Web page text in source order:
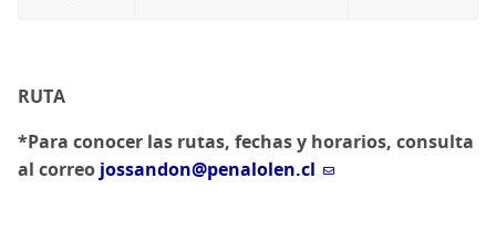
RUTA
*Para conocer las rutas, fechas y horarios, consulta
al correo jossandon@penalolen.cl